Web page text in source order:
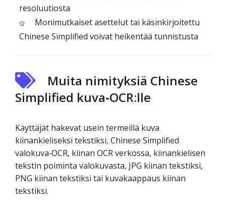
resoluutiosta
Monimutkaiset asettelut tai käsinkirjoitettu
Chinese Simplified voivat heikentää tunnistusta
Muita nimityksiä Chinese
Simplified kuva‑OCR:lle
Käyttäjät hakevat usein termeillä kuva
kiinankieliseksi tekstiksi, Chinese Simplified
valokuva‑OCR, kiinan OCR verkossa, kiinankielisen
tekstin poiminta valokuvasta, JPG kiinan tekstiksi,
PNG kiinan tekstiksi tai kuvakaappaus kiinan
tekstiksi.